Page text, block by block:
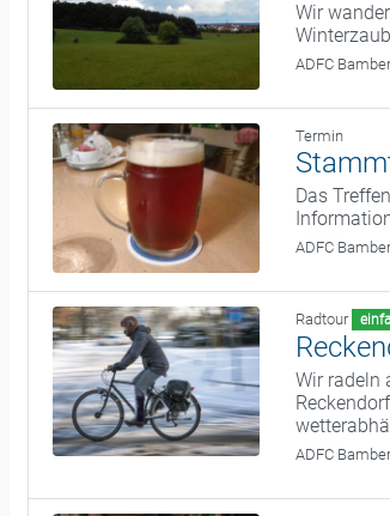
Wir
ADFC
Termin
Das
ADFC
Radtour
Wir radeln
ADFC